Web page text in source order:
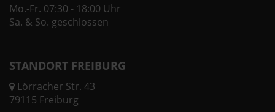
Mo.-Fr. 07:30 - 18:00 Uhr
Sa. & So. geschlossen
STANDORT FREIBURG
Lörracher Str. 43
79115 Freiburg